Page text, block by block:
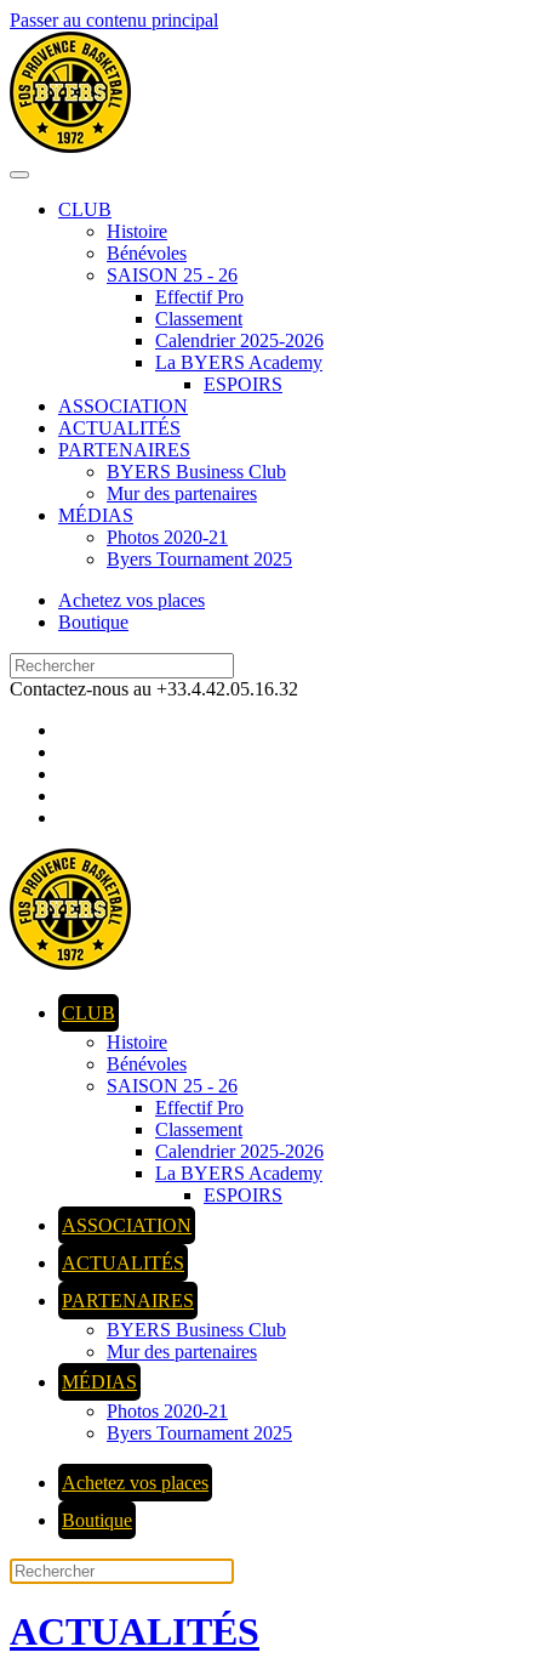
Passer au contenu principal
CLUB
Histoire
Bénévoles
SAISON 25 - 26
Effectif Pro
Classement
Calendrier 2025-2026
La BYERS Academy
ESPOIRS
ASSOCIATION
ACTUALITÉS
PARTENAIRES
BYERS Business Club
Mur des partenaires
MÉDIAS
Photos 2020-21
Byers Tournament 2025
Achetez vos places
Boutique
Contactez-nous au +33.4.42.05.16.32
CLUB
Histoire
Bénévoles
SAISON 25 - 26
Effectif Pro
Classement
Calendrier 2025-2026
La BYERS Academy
ESPOIRS
ASSOCIATION
ACTUALITÉS
PARTENAIRES
BYERS Business Club
Mur des partenaires
MÉDIAS
Photos 2020-21
Byers Tournament 2025
Achetez vos places
Boutique
ACTUALITÉS